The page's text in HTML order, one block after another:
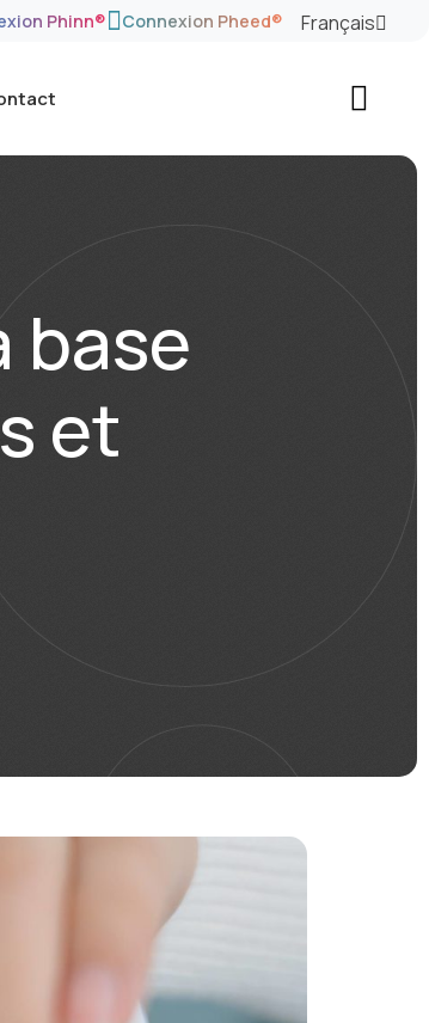
Phinn® Connexion Pheed® Français
base
et